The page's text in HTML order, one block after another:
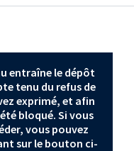
entraîne le dépôt
tenu du refus de
exprimé, et afin
bloqué. Si vous
vous pouvez
sur le bouton ci-